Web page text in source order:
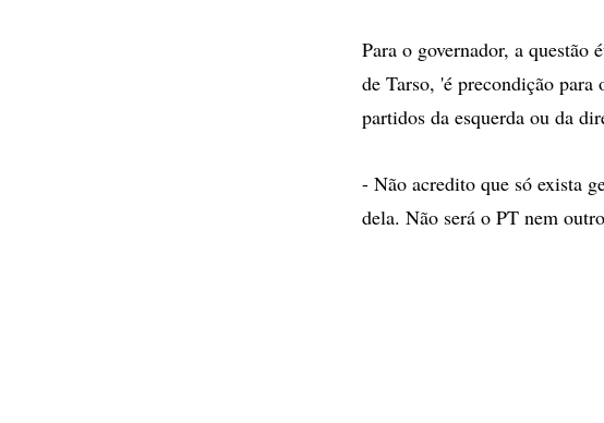
Para o governador, a
de Tarso, 'é precondição
partidos da esquerda ou da
- Não acredito que só exista
dela. Não será o PT nem